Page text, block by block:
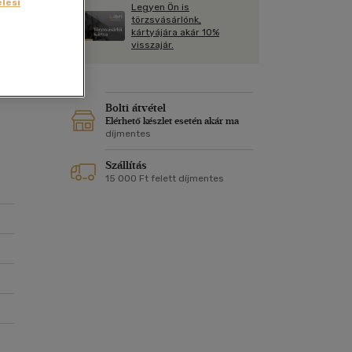
Kártya
Képeslap
Naptár
Legyen Ön is
törzsvásárlónk,
kártyájára akár 10%
visszajár.
Bolti átvétel
Elérhető készlet esetén akár ma
díjmentes
Szállítás
15 000 Ft felett díjmentes